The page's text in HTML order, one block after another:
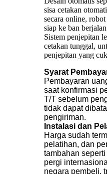
sisa cetakan
secara online,
siap ke ban
Sistem penjepitan
cetakan tunggal,
penjepitan yang
Syarat
Pembayaran
saat konfirmasi
T/T sebelum
tidak dapat
pengiriman.
Instalasi dan
Harga sudah
pelatihan, dan
tambahan
pergi
negara pembeli,